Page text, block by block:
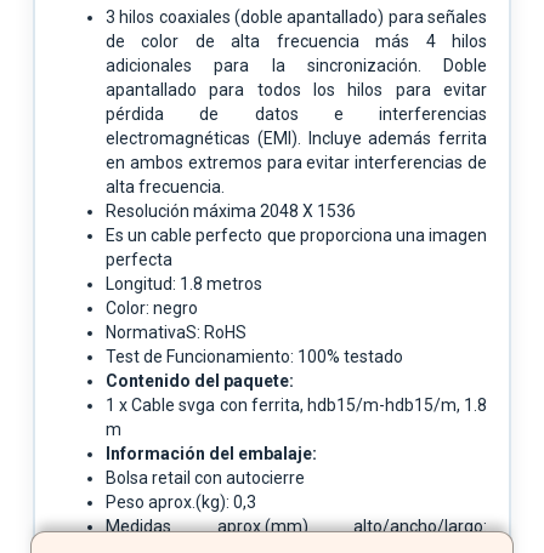
3 hilos coaxiales (doble apantallado) para señales
de color de alta frecuencia más 4 hilos
adicionales para la sincronización. Doble
apantallado para todos los hilos para evitar
pérdida de datos e interferencias
electromagnéticas (EMI). Incluye además ferrita
en ambos extremos para evitar interferencias de
alta frecuencia.
Resolución máxima 2048 X 1536
Es un cable perfecto que proporciona una imagen
perfecta
Longitud: 1.8 metros
Color: negro
NormativaS: RoHS
Test de Funcionamiento: 100% testado
Contenido del paquete:
1 x Cable svga con ferrita, hdb15/m-hdb15/m, 1.8
m
Información del embalaje:
Bolsa retail con autocierre
Peso aprox.(kg): 0,3
Medidas aprox.(mm) alto/ancho/largo: